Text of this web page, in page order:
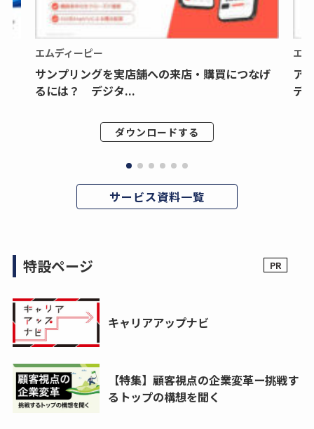
エムディーピー
サンプリングを実店舗への来店・購買につなげ
るには？ デジタ...
ダウンロードする
エ
ア
デ
サービス資料一覧
特設ページ
キャリアアップナビ
【特集】顧客視点の企業変革ー挑戦す
るトップの構想を聞く